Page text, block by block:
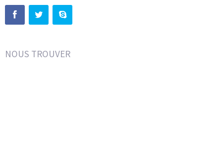
NOUS TROUVER